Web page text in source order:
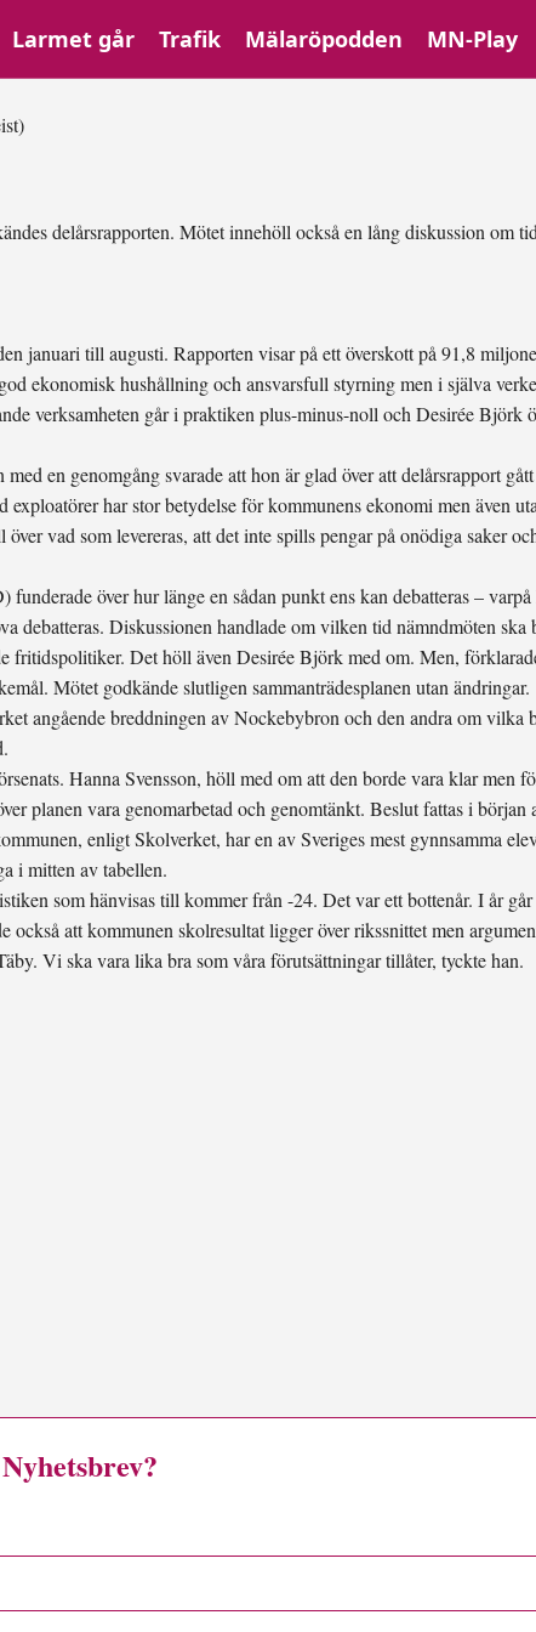
Larmet går Trafik Mälaröpodden MN-Play
delårsrapporten. Mötet innehöll också en lång diskussion om
januari till augusti. Rapporten visar på ett överskott på 91,8
ekonomisk hushållning och ansvarsfull styrning men i själva
verksamheten går i praktiken plus-minus-noll och Desirée Björk
en genomgång svarade att hon är glad över att delårsrapport
har stor betydelse för kommunens ekonomi men även
vad som levereras, att det inte spills pengar på onödiga saker
över hur länge en sådan punkt ens kan debatteras –
debatteras. Diskussionen handlade om vilken tid nämndmöten
Det höll även Desirée Björk med om. Men,
Mötet godkände slutligen sammanträdesplanen utan ändringar.
angående breddningen av Nockebybron och den andra om vilka
Hanna Svensson, höll med om att den borde vara klar men
planen vara genomarbetad och genomtänkt. Beslut fattas i början
enligt Skolverket, har en av Sveriges mest gynnsamma
i mitten av tabellen.
som hänvisas till kommer från -24. Det var ett bottenår. I år
att kommunen skolresultat ligger över rikssnittet men
Vi ska vara lika bra som våra förutsättningar tillåter, tyckte han.
Nyhetsbrev?